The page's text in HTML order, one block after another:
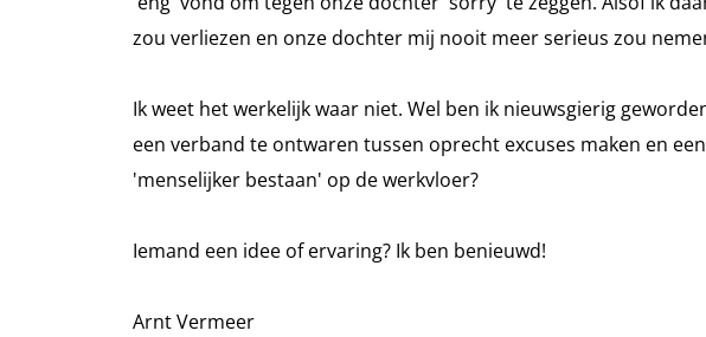
zou verliezen en onze dochter mij nooit meer serieus zou
Ik weet het werkelijk waar niet. Wel ben ik nieuwsgierig
een verband te ontwaren tussen oprecht excuses maken en
'menselijker bestaan' op de werkvloer?
Iemand een idee of ervaring? Ik ben benieuwd!
Arnt Vermeer